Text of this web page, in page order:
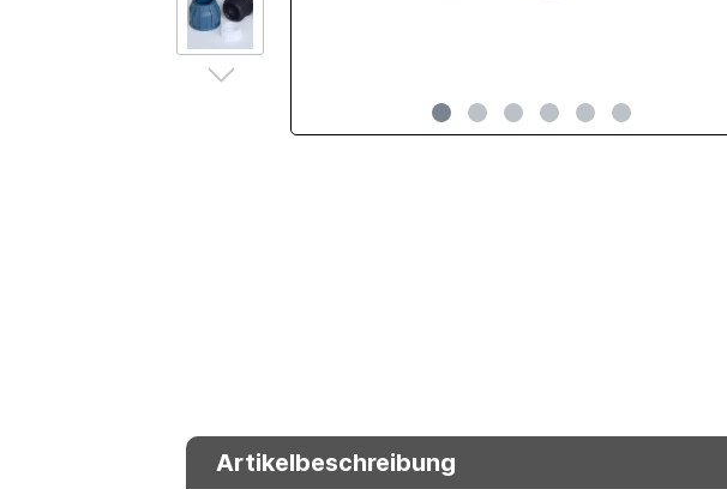
Artikelbeschreibung